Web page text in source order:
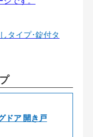
タイプ･錠付タ
ドア 開き戸